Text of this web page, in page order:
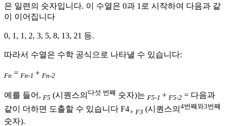
은 일련의 숫자입니다. 이 수열은 0과 1로 시작하여 다음과 같
이 이어집니다
0, 1, 1, 2, 3, 5, 8, 13, 21 등.
따라서 수열은 수학 공식으로 나타낼 수 있습니다:
Fn = Fn-1 + Fn-2
예를 들어, F5 (시퀀스의 다섯 번째 숫자)는 F5-1 + F5-2 = 다음과
같이 더하면 도출할 수 있습니다 F4+ F3 (시퀀스의 4번째와3번째
숫자).